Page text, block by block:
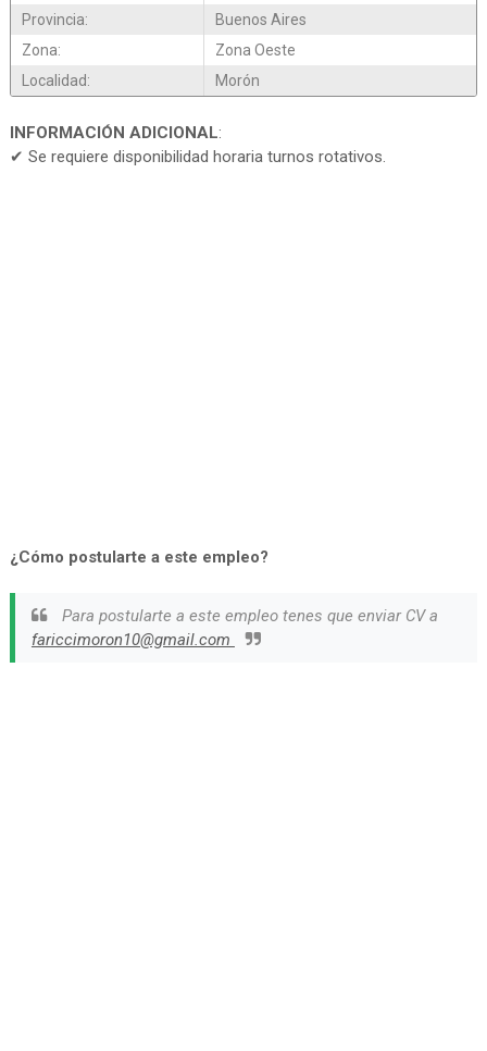
Provincia:
Buenos Aires
Zona:
Zona Oeste
Localidad:
Morón
INFORMACIÓN ADICIONAL:
✔ Se requiere disponibilidad horaria turnos rotativos.
¿Cómo postularte a este empleo?
Para postularte a este empleo tenes que enviar CV a
fariccimoron10@gmail.com